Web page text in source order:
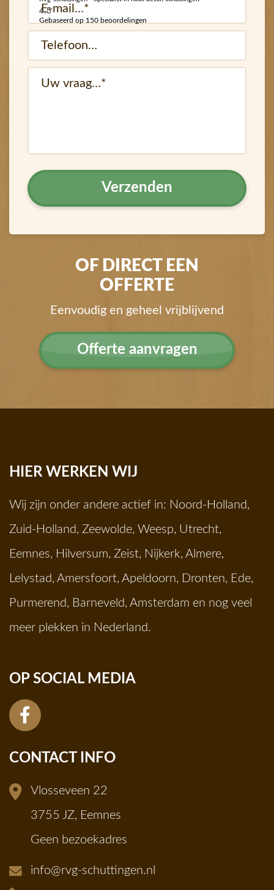
mail
(Vereist)
Telefoon…
(Vereist)
4.5
Gebaseerd op 150 beoordelingen
OF DIRECT EEN
OFFERTE
Eenvoudig en geheel vrijblijvend
Offerte aanvragen
HIER WERKEN WIJ
Wij zijn onder andere actief in: Noord-Holland,
Zuid-Holland, Zeewolde, Weesp, Utrecht,
Eemnes, Hilversum, Zeist, Nijkerk, Almere,
Lelystad, Amersfoort, Apeldoorn, Dronten, Ede,
Purmerend, Barneveld, Amsterdam en nog veel
meer plekken in Nederland.
OP SOCIAL MEDIA
CONTACT INFO
Vlosseveen 22
3755 JZ, Eemnes
Geen bezoekadres
info@rvg-schuttingen.nl